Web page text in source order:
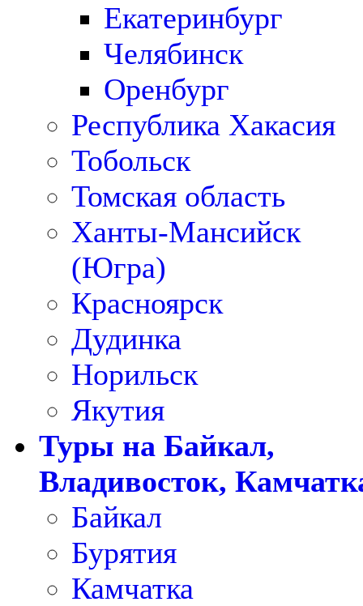
Екатеринбург
Челябинск
Оренбург
Республика Хакасия
Тобольск
Томская область
Ханты-Мансийск
(Югра)
Красноярск
Дудинка
Норильск
Якутия
Туры на Байкал,
Владивосток,
Байкал
Бурятия
Камчатка